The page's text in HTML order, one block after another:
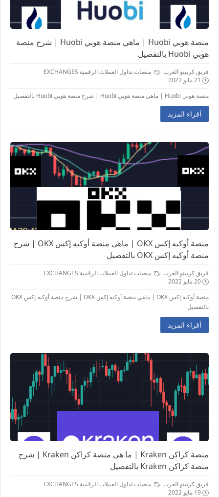
منصة هوبي Huobi | ماهي منصة هوبي Huobi | شرح منصة
هوبي Huobi بالتفصيل
فريق كريبتو العرب
منصات تداول العملات الرقمية EXCHANGES
21 مايو 2022
منصة هوبي Huobi | ماهي منصة هوبي Huobi | شرح منصة هوبي Huobi بالتفصيل
أقراء المزيد
منصة أوكيه إكس OKX | ماهي منصة أوكيه إكس OKX | شرح
منصة أوكيه إكس OKX بالتفصيل
فريق كريبتو العرب
منصات تداول العملات الرقمية EXCHANGES
20 مايو 2022
منصة أوكيه إكس OKX | ماهي منصة أوكيه إكس OKX | شرح منصة أوكيه إكس OKX
بالتفصيل
أقراء المزيد
منصة كراكن Kraken | ما هي منصة كراكن Kraken | شرح
منصة كراكن Kraken بالتفصيل
فريق كريبتو العرب
منصات تداول العملات الرقمية EXCHANGES
19 مايو 2022